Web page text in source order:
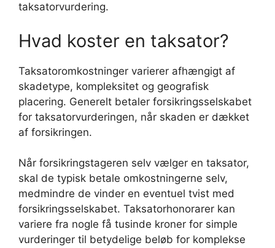
taksatorvurdering.
Hvad koster en taksator?
Taksatoromkostninger varierer afhængigt af
skadetype, kompleksitet og geografisk
placering. Generelt betaler forsikringsselskabet
for taksatorvurderingen, når skaden er dækket
af forsikringen.
Når forsikringstageren selv vælger en taksator,
skal de typisk betale omkostningerne selv,
medmindre de vinder en eventuel tvist med
forsikringsselskabet. Taksatorhonorarer kan
variere fra nogle få tusinde kroner for simple
vurderinger til betydelige beløb for komplekse